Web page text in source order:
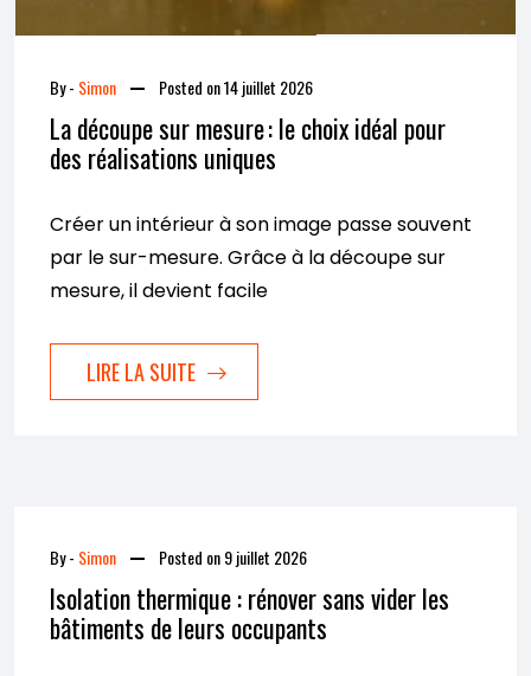
By - Simon Posted on14 juillet 2026
La découpe sur mesure : le choix idéal pour
des réalisations uniques
Créer un intérieur à son image passe souvent
par le sur-mesure. Grâce à la découpe sur
mesure, il devient facile
LIRE LA SUITE
By - Simon Posted on9 juillet 2026
Isolation thermique : rénover sans vider les
bâtiments de leurs occupants